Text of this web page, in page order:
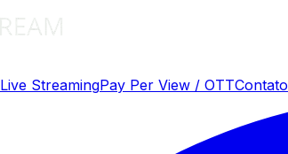
Live StreamingPay Per View / OTTContato